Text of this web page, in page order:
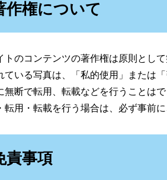
作権について
トのコンテンツの著作権は原則とし
ている写真は、「私的使用」または
無断で転用、転載などを行うことはで
転用・転載を行う場合は、必ず事前
責事項